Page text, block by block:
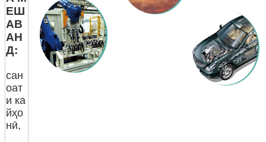
ЕШ
АВ
АН
Д:
сан
оат
и ка
йҳо
нӣ,